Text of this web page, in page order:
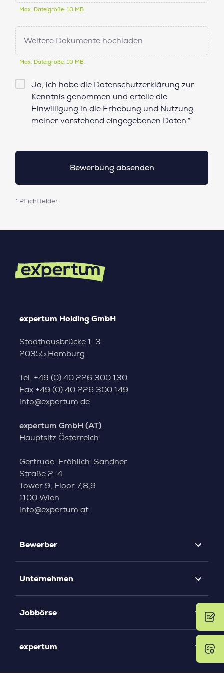
Max. Dateigröße: 10 MB.
Weitere Dokumente hochladen
Max. Dateigröße: 10 MB.
Checkbox
Datenschutz*
Ja, ich habe die Datenschutzerklärung zur
Kenntnis genommen und erteile die
Einwilligung in die Erhebung und Nutzung
meiner vorstehend eingegebenen Daten.*
* Pflichtfelder
expertum Holding GmbH
Stadthausbrücke 1-3
20355 Hamburg
Tel. +49 (0) 40 226 300 130
Fax +49 (0) 40 226 300 149
info@expertum.de
expertum GmbH (AT)
Hauptsitz Österreich
Gertrude-Fröhlich-Sandner
Straße 2-4
Tower 9, Floor 7,8,9
1100 Wien
info@expertum.at
Bewerber
Unternehmen
Jobbörse
expertum